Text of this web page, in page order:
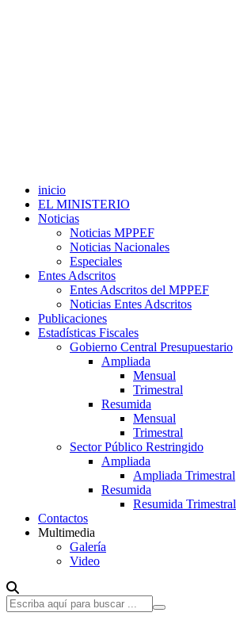
inicio
EL MINISTERIO
Noticias
Noticias MPPEF
Noticias Nacionales
Especiales
Entes Adscritos
Entes Adscritos del MPPEF
Noticias Entes Adscritos
Publicaciones
Estadísticas Fiscales
Gobierno Central Presupuestario
Ampliada
Mensual
Trimestral
Resumida
Mensual
Trimestral
Sector Público Restringido
Ampliada
Ampliada Trimestral
Resumida
Resumida Trimestral
Contactos
Multimedia
Galería
Video